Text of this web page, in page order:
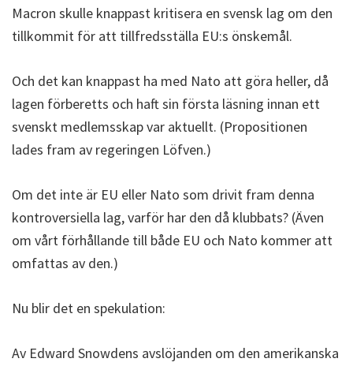
Macron skulle knappast kritisera en svensk lag om den
tillkommit för att tillfredsställa EU:s önskemål.
Och det kan knappast ha med Nato att göra heller, då
lagen förberetts och haft sin första läsning innan ett
svenskt medlemsskap var aktuellt. (Propositionen
lades fram av regeringen Löfven.)
Om det inte är EU eller Nato som drivit fram denna
kontroversiella lag, varför har den då klubbats? (Även
om vårt förhållande till både EU och Nato kommer att
omfattas av den.)
Nu blir det en spekulation:
Av Edward Snowdens avslöjanden om den amerikanska